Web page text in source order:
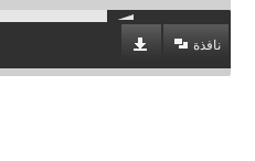
نافذة